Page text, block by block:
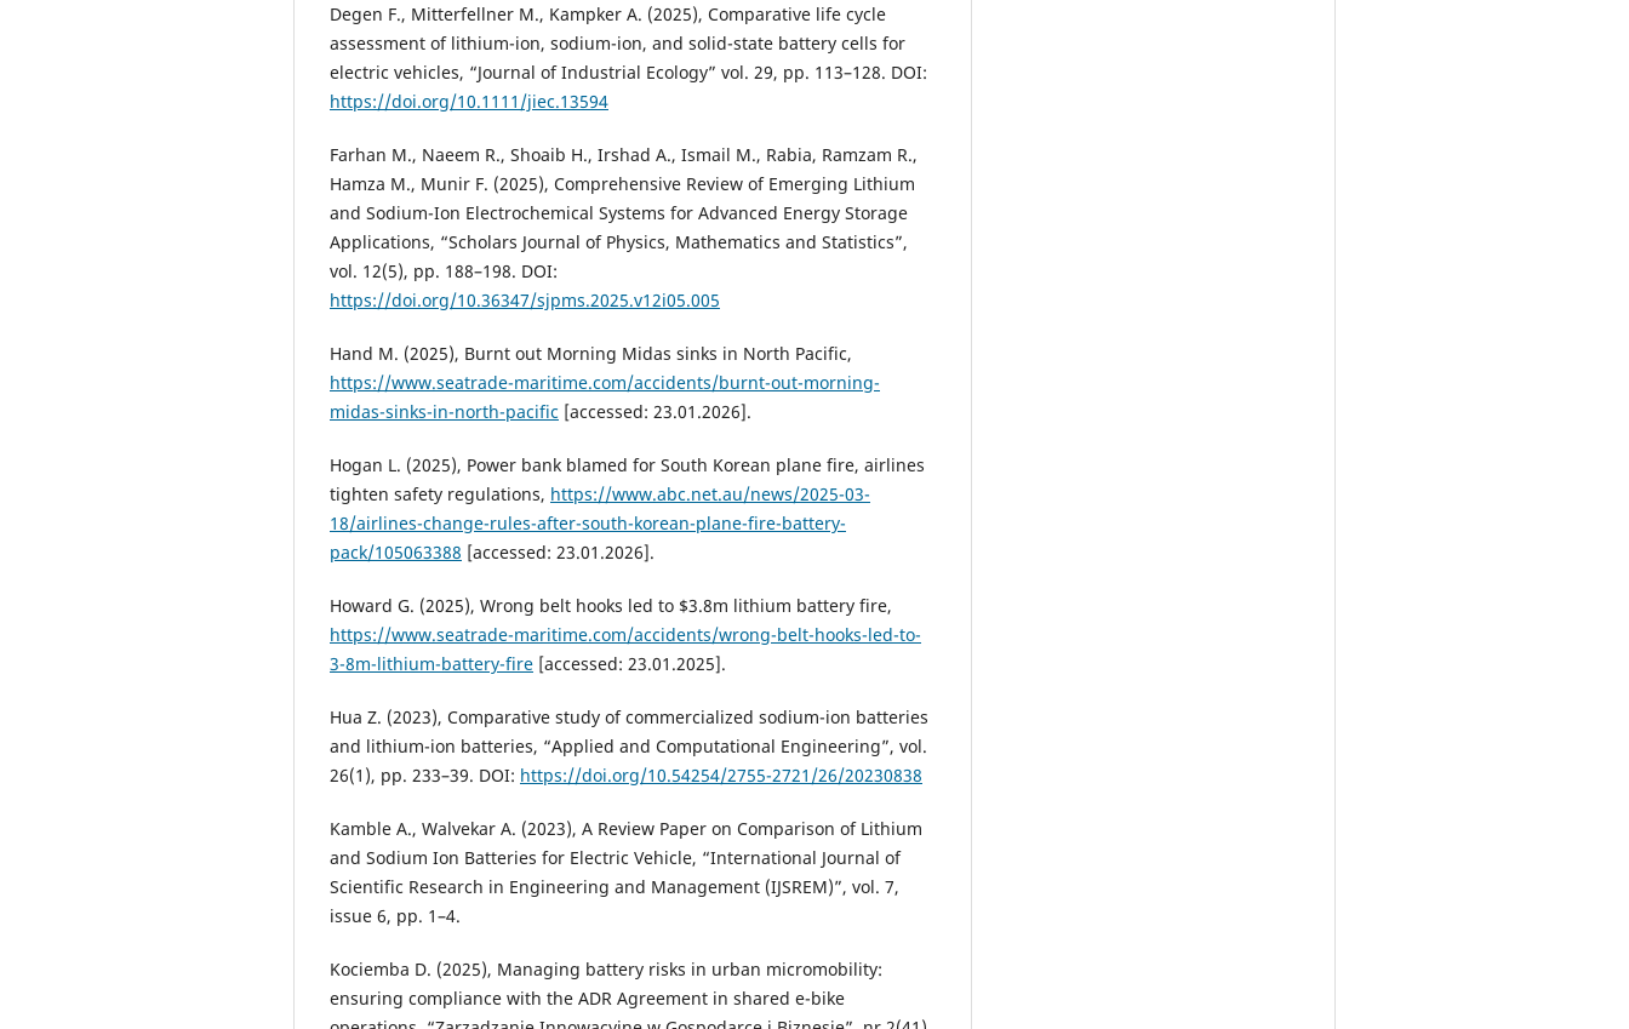
Degen F., Mitterfellner M., Kampker A. (2025), Comparative life cycle
assessment of lithium-ion, sodium-ion, and solid-state battery cells for
electric vehicles, “Journal of Industrial Ecology” vol. 29, pp. 113–128. DOI:
https://doi.org/10.1111/jiec.13594
Farhan M., Naeem R., Shoaib H., Irshad A., Ismail M., Rabia, Ramzam R.,
Hamza M., Munir F. (2025), Comprehensive Review of Emerging Lithium
and Sodium-Ion Electrochemical Systems for Advanced Energy Storage
Applications, “Scholars Journal of Physics, Mathematics and Statistics”,
vol. 12(5), pp. 188–198. DOI:
https://doi.org/10.36347/sjpms.2025.v12i05.005
Hand M. (2025), Burnt out Morning Midas sinks in North Pacific,
https://www.seatrade-maritime.com/accidents/burnt-out-morning-
midas-sinks-in-north-pacific [accessed: 23.01.2026].
Hogan L. (2025), Power bank blamed for South Korean plane fire, airlines
tighten safety regulations, https://www.abc.net.au/news/2025-03-
18/airlines-change-rules-after-south-korean-plane-fire-battery-
pack/105063388 [accessed: 23.01.2026].
Howard G. (2025), Wrong belt hooks led to $3.8m lithium battery fire,
https://www.seatrade-maritime.com/accidents/wrong-belt-hooks-led-to-
3-8m-lithium-battery-fire [accessed: 23.01.2025].
Hua Z. (2023), Comparative study of commercialized sodium-ion batteries
and lithium-ion batteries, “Applied and Computational Engineering”, vol.
26(1), pp. 233–39. DOI: https://doi.org/10.54254/2755-2721/26/20230838
Kamble A., Walvekar A. (2023), A Review Paper on Comparison of Lithium
and Sodium Ion Batteries for Electric Vehicle, “International Journal of
Scientific Research in Engineering and Management (IJSREM)”, vol. 7,
issue 6, pp. 1–4.
Kociemba D. (2025), Managing battery risks in urban micromobility:
ensuring compliance with the ADR Agreement in shared e-bike